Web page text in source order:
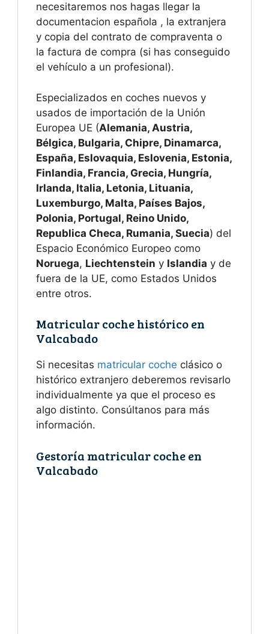
necesitaremos nos hagas llegar la
documentacion española , la extranjera
y copia del contrato de compraventa o
la factura de compra (si has conseguido
el vehículo a un profesional).
Especializados en coches nuevos y
usados de importación de la Unión
Europea UE (Alemania, Austria,
Bélgica, Bulgaria, Chipre, Dinamarca,
España, Eslovaquia, Eslovenia, Estonia,
Finlandia, Francia, Grecia, Hungría,
Irlanda, Italia, Letonia, Lituania,
Luxemburgo, Malta, Países Bajos,
Polonia, Portugal, Reino Unido,
Republica Checa, Rumania, Suecia) del
Espacio Económico Europeo como
Noruega, Liechtenstein y Islandia y de
fuera de la UE, como Estados Unidos
entre otros.
Matricular coche histórico en
Valcabado
Si necesitas matricular coche clásico o
histórico extranjero deberemos revisarlo
individualmente ya que el proceso es
algo distinto. Consúltanos para más
información.
Gestoría matricular coche en
Valcabado